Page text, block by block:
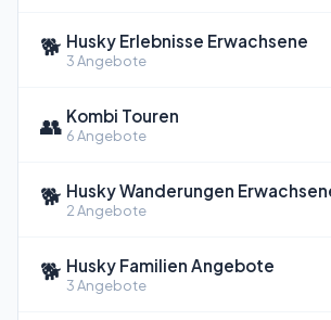
🐕 Husky Erlebnisse Erwachsene
3 Angebote
👥 Kombi Touren
6 Angebote
🐕 Husky Wanderungen
2 Angebote
🐕 Husky Familien Angebote
3 Angebote